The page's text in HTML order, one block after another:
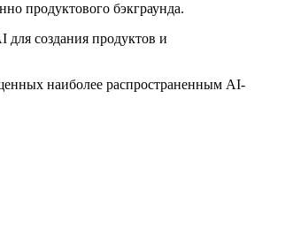
продуктового бэкграунда.
для создания продуктов и
наиболее распространенным AI-